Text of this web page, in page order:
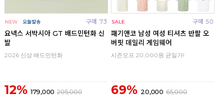
구매 73
요넥스 서박시아 GT 배드민턴화 신
발
2026 신상 배드민턴화
12% 179,000 205,000
구매 50
패기앤코 남성 여성 티셔츠 반팔 오
버핏 데일리 게임웨어
시즌오프 20,000원 균일가!
69% 20,000 65,000